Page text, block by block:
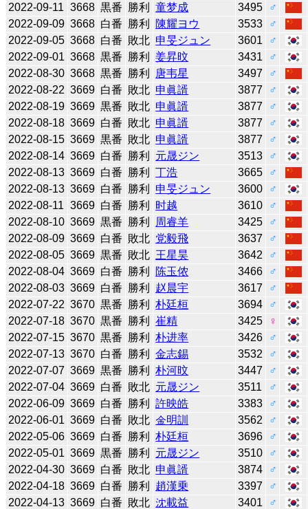
2022-09-11 3668 黒番 勝利 童梦成 3495
♂
2022-09-09 3668 白番 勝利 陳耀ヨウ 3533
♂
2022-09-05 3668 白番 敗北 申旻ジュン 3601
♂
2022-09-01 3668 黒番 勝利 姜昇旼 3431
♂
2022-08-30 3668 黒番 勝利 唐韦星 3497
♂
2022-08-22 3669 白番 敗北 申眞諝 3877
♂
2022-08-19 3669 黒番 敗北 申眞諝 3877
♂
2022-08-18 3669 白番 敗北 申眞諝 3877
♂
2022-08-15 3669 黒番 敗北 申眞諝 3877
♂
2022-08-14 3669 白番 勝利 元晟ジン 3513
♂
2022-08-13 3669 白番 勝利 丁浩 3665
♂
2022-08-13 3669 白番 勝利 申旻ジュン 3600
♂
2022-08-11 3669 白番 勝利 时越 3610
♂
2022-08-10 3669 黒番 勝利 周睿羊 3425
♂
2022-08-09 3669 白番 敗北 党毅飛 3637
♂
2022-08-05 3669 黒番 敗北 王星昊 3642
♂
2022-08-04 3669 白番 勝利 陈玉侬 3466
♂
2022-08-03 3669 白番 勝利 赵晨宇 3617
♂
2022-07-22 3670 黒番 勝利 朴廷桓 3694
♂
2022-07-18 3670 黒番 勝利 崔精 3425
♀
2022-07-15 3670 黒番 勝利 朴进率 3426
♂
2022-07-13 3670 白番 勝利 金志錫 3532
♂
2022-07-07 3669 黒番 勝利 朴河旼 3447
♂
2022-07-04 3669 白番 敗北 元晟ジン 3511
♂
2022-06-09 3669 白番 勝利 許映皓 3383
♂
2022-06-01 3669 白番 敗北 金明訓 3562
♂
2022-05-06 3669 白番 勝利 朴廷桓 3696
♂
2022-05-01 3669 黒番 勝利 元晟ジン 3510
♂
2022-04-30 3669 白番 敗北 申眞諝 3874
♂
2022-04-18 3669 白番 勝利 趙漢乗 3397
♂
2022-04-13 3669 白番 敗北 沈載益 3401
♂